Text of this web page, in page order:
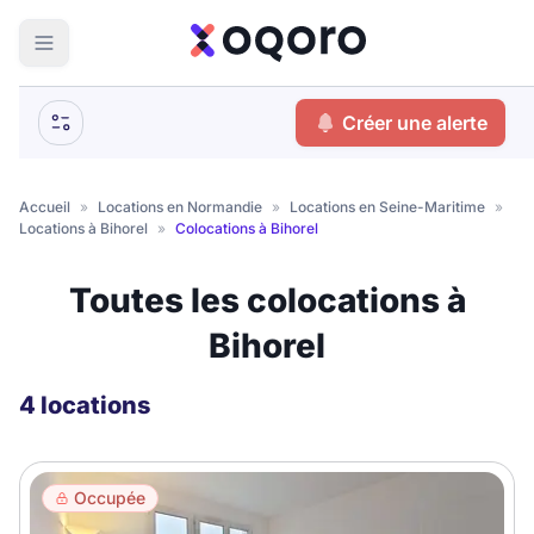
Votre
Que recherchez-vous ?
Logement entier
Coliving
Résidence étudiante
Meublé ?
recherche
Créer une alerte
Accueil » Locations en Normandie » Locations en Seine-Maritime »
Locations à Bihorel » Colocations à Bihorel
Toutes les colocations à
Bihorel
4 locations
Occupée